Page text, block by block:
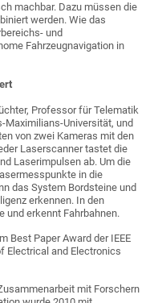
machbar. Dazu müssen die
werden. Wie das
und
Fahrzeugnavigation in
Professor für Telematik
Universität, und
von zwei Kameras mit den
Laserscanner tastet die
Laserimpulsen ab. Um die
in die
das System Bordsteine und
erkennen. In den
und erkennt Fahrbahnen.
Best Paper Award der IEEE
Electrical and Electronics
mit Forschern